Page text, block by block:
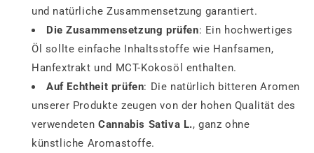
und natürliche Zusammensetzung garantiert.
Die Zusammensetzung prüfen: Ein hochwertiges
Öl sollte einfache Inhaltsstoffe wie Hanfsamen,
Hanfextrakt und MCT-Kokosöl enthalten.
Auf Echtheit prüfen: Die natürlich bitteren Aromen
unserer Produkte zeugen von der hohen Qualität des
verwendetenCannabis Sativa L., ganz ohne
künstliche Aromastoffe.